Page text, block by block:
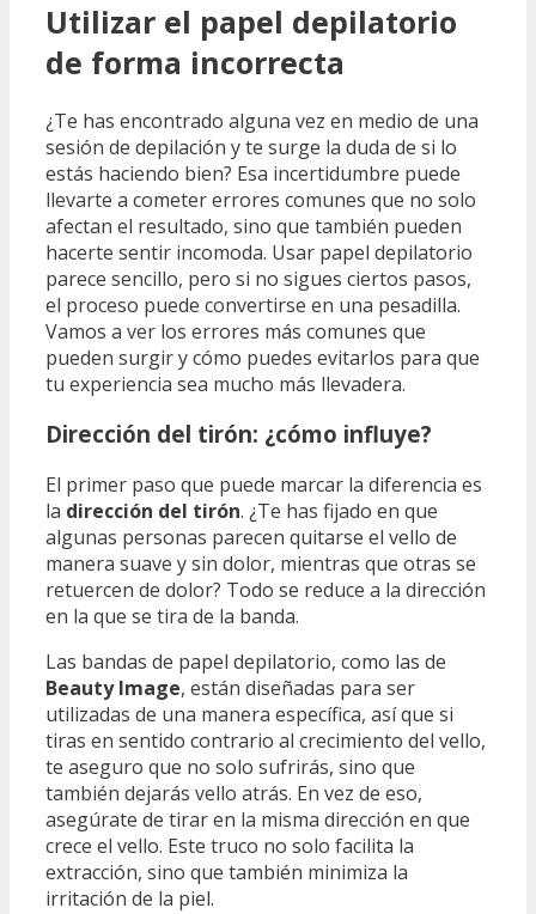
Utilizar el papel depilatorio
de forma incorrecta
¿Te has encontrado alguna vez en medio de una
sesión de depilación y te surge la duda de si lo
estás haciendo bien? Esa incertidumbre puede
llevarte a cometer errores comunes que no solo
afectan el resultado, sino que también pueden
hacerte sentir incomoda. Usar papel depilatorio
parece sencillo, pero si no sigues ciertos pasos,
el proceso puede convertirse en una pesadilla.
Vamos a ver los errores más comunes que
pueden surgir y cómo puedes evitarlos para que
tu experiencia sea mucho más llevadera.
Dirección del tirón: ¿cómo influye?
El primer paso que puede marcar la diferencia es
la dirección del tirón. ¿Te has fijado en que
algunas personas parecen quitarse el vello de
manera suave y sin dolor, mientras que otras se
retuercen de dolor? Todo se reduce a la dirección
en la que se tira de la banda.
Las bandas de papel depilatorio, como las de
Beauty Image, están diseñadas para ser
utilizadas de una manera específica, así que si
tiras en sentido contrario al crecimiento del vello,
te aseguro que no solo sufrirás, sino que
también dejarás vello atrás. En vez de eso,
asegúrate de tirar en la misma dirección en que
crece el vello. Este truco no solo facilita la
extracción, sino que también minimiza la
irritación de la piel.